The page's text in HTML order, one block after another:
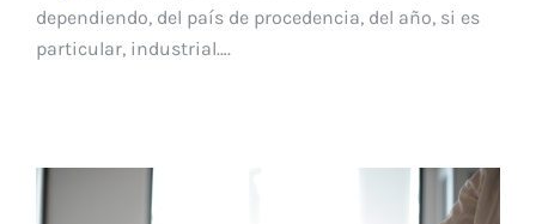
dependiendo, del país de procedencia, del año, si es
particular, industrial….